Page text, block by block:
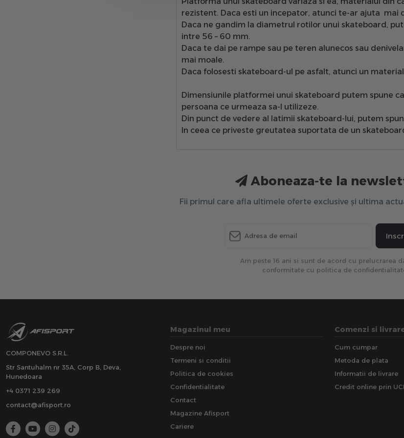
rezistent. Daca esti un incepator, atunci te-ar ajuta mai
Daca ne gandim la diametrul rotilor unui skateboard ,
intre 56 – 60 mm.
Daca te dai pe rampe sau pe teren alunecos sau
mai moale.
Daca folosesti skateboard-ul pe asfalt, atunci un
Dimensiunile platformei unui skateboard putem spune
persoana ce urmeaza sa-l utilizeze.
Din punct de vedere al
latimii skateboard-lui, putem
In ceea ce priveste greutatea suportata de un
Aboneaza-te la
Fii primul care afla ultimele oferte exclusive și ultima
Am peste 16 ani si sunt de acord cu prelucrarea
conformitate cu politica de
COMPONEVO S.R.L.
Str Santuhalm nr 35A, Corp B, Deva,
Hunedoara
+4 0371 239 269
contact@afisport.ro
Magazinul meu
Despre noi
Termeni si conditii
Politica de cookies
Confidentialitate
Contact
Magazine Afisport
Cariere
Comenzi si
Cum cumpar
Metoda de plata
Informatii de livrare
Credit online prin